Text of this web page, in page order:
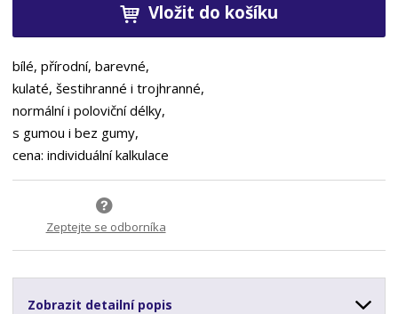
Vložit do košíku
bílé, přírodní, barevné,
kulaté, šestihranné i trojhranné,
normální i poloviční délky,
s gumou i bez gumy,
cena: individuální kalkulace
Zeptejte se odborníka
Zobrazit detailní popis